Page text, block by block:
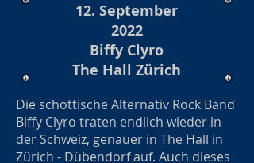
12. September
2022
Biffy Clyro
The Hall Zürich
Die schottische Alternativ Rock Band
Biffy Clyro traten endlich wieder in
der Schweiz, genauer in The Hall in
Zürich - Dübendorf auf. Auch dieses